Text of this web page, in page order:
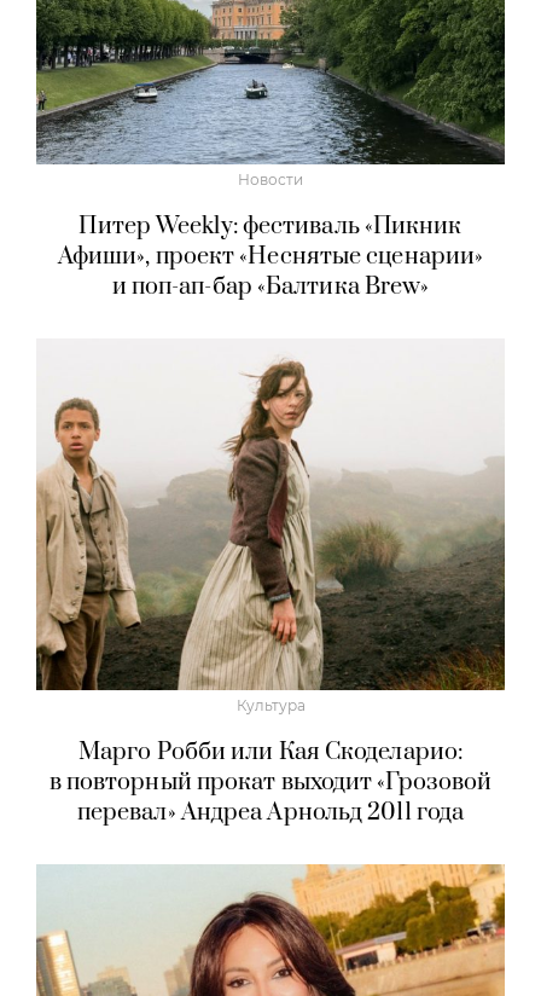
Новости
Питер Weekly: фестиваль «Пикник
Афиши», проект «Неснятые сценарии»
и поп-ап-бар «Балтика Brew»
Культура
Марго Робби или Кая Скоделарио:
в повторный прокат выходит «Грозовой
перевал» Андреа Арнольд 2011 года